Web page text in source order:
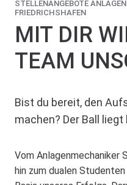
STELLENANGEBOTE
FRIEDRICHSHAFEN
MIT DIR
TEAM
Bist du bereit, den
machen? Der Ball liegt
Vom Anlagenmechaniker
hin zum dualen